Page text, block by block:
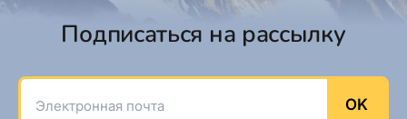
Подписаться на рассылку
Электронная почта
OK